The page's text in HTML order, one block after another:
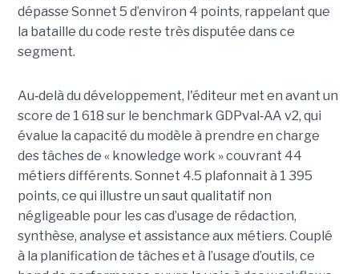
dépasse Sonnet 5 d’environ 4 points, rappelant que
la bataille du code reste très disputée dans ce
segment.
Au‑delà du développement, l'éditeur met en avant un
score de 1 618 sur le benchmark GDPval‑AA v2, qui
évalue la capacité du modèle à prendre en charge
des tâches de « knowledge work » couvrant 44
métiers différents. Sonnet 4.5 plafonnait à 1 395
points, ce qui illustre un saut qualitatif non
négligeable pour les cas d’usage de rédaction,
synthèse, analyse et assistance aux métiers. Couplé
à la planification de tâches et à l’usage d’outils, ce